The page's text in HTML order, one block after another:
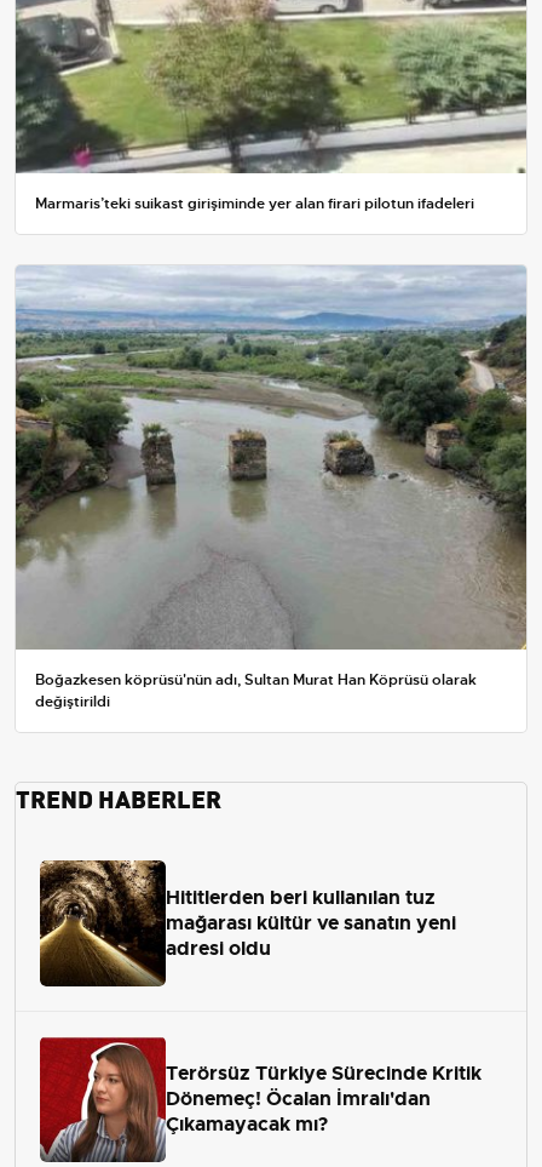
Marmaris’teki suikast girişiminde yer alan firari pilotun ifadeleri
Boğazkesen köprüsü'nün adı, Sultan Murat Han Köprüsü olarak
değiştirildi
TREND HABERLER
Hititlerden beri kullanılan tuz
mağarası kültür ve sanatın yeni
adresi oldu
Terörsüz Türkiye Sürecinde Kritik
Dönemeç! Öcalan İmralı'dan
Çıkamayacak mı?